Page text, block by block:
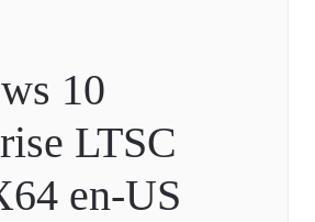
10
LTSC
en-US